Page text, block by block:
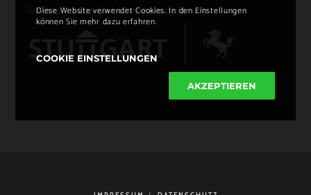
Gefördert von der Landeshauptstadt
Diese Website verwendet Cookies. In den Einstellungen
können Sie mehr dazu erfahren.
COOKIE EINSTELLUNGEN
AKZEPTIEREN